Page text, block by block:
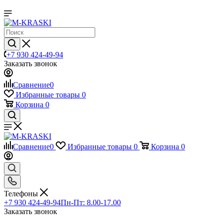
+7 930 424-49-94
Заказать звонок
Сравнение0
Избранные товары 0
Корзина 0
Сравнение0 Избранные товары 0 Корзина 0
Телефоны
+7 930 424-49-94Пн-Пт: 8.00-17.00
Заказать звонок